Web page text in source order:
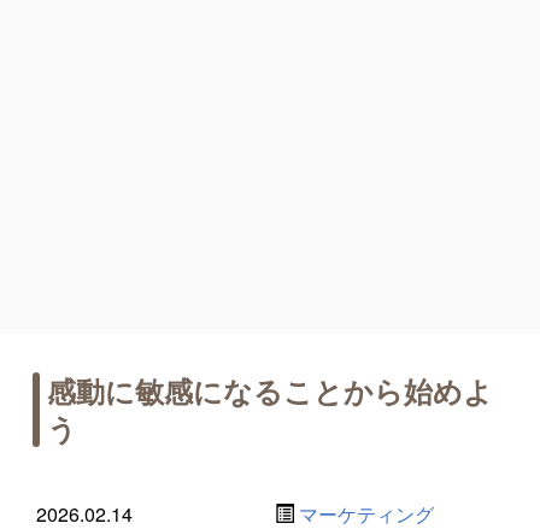
感動に敏感になることから始めよ
う
2026.02.14 マーケティング